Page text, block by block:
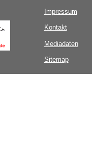
Impressum
Kontakt
Mediadaten
Sitemap